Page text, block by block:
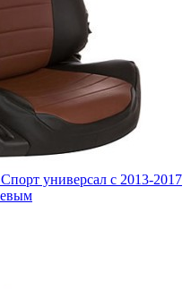
универсал с 2013-2017